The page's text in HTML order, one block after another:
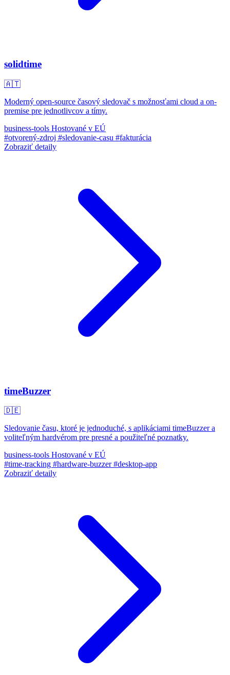
solidtime
🇦🇹
Moderný open-source časový sledovač s možnosťami cloud a on-
premise pre jednotlivcov a tímy.
business-tools Hostované v EÚ
#otvorený-zdroj #sledovanie-casu #fakturácia
Zobraziť detaily
timeBuzzer
🇩🇪
Sledovanie času, ktoré je jednoduché, s aplikáciami timeBuzzer a
voliteľným hardvérom pre presné a použiteľné poznatky.
business-tools Hostované v EÚ
#time-tracking #hardware-buzzer#desktop-app
Zobraziť detaily